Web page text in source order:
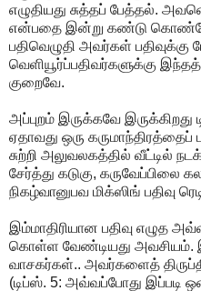
எழுதியது சுத்தப் பேத்தல்.
என்பதை இன்று கண்டு
பதிவெழுதி அவர்கள் பதிவுக்கு
வெளியூர்ப்பதிவர்களுக்கு
குறைவே.
அப்புறம் இருக்கவே இருக்கிறது
ஏதாவது ஒரு கருமாந்திரத்தைப்
சுற்றி அலுவலகத்தில் வீட்டில்
சேர்த்து கடுகு, கருவேப்பிலை
நிகழ்வானுபவ மிக்ஸிங் பதிவு
இம்மாதிரியான பதிவு எழுத
கொள்ள வேண்டியது அவசியம்.
வாசகர்கள்.. அவர்களைத்
(டிப்ஸ். 5: அவ்வப்போது இப்படி